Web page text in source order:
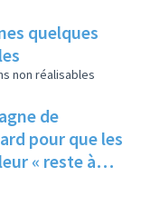
quelques
non réalisables
de
pour que les
« reste à